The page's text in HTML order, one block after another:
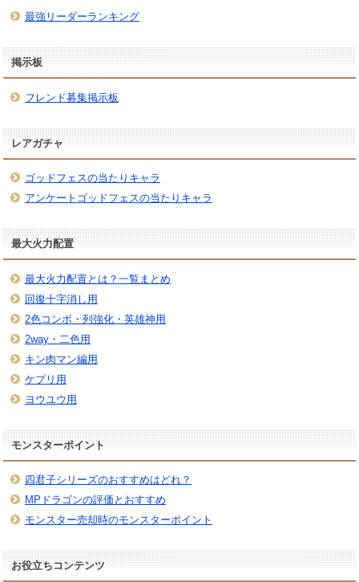
最強リーダーランキング
掲示板
フレンド募集掲示板
レアガチャ
ゴッドフェスの当たりキャラ
アンケートゴッドフェスの当たりキャラ
最大火力配置
最大火力配置とは？一覧まとめ
回復十字消し用
2色コンボ・列強化・英雄神用
2way・二色用
キン肉マン編用
ケプリ用
ヨウユウ用
モンスターポイント
四君子シリーズのおすすめはどれ？
MPドラゴンの評価とおすすめ
モンスター売却時のモンスターポイント
お役立ちコンテンツ